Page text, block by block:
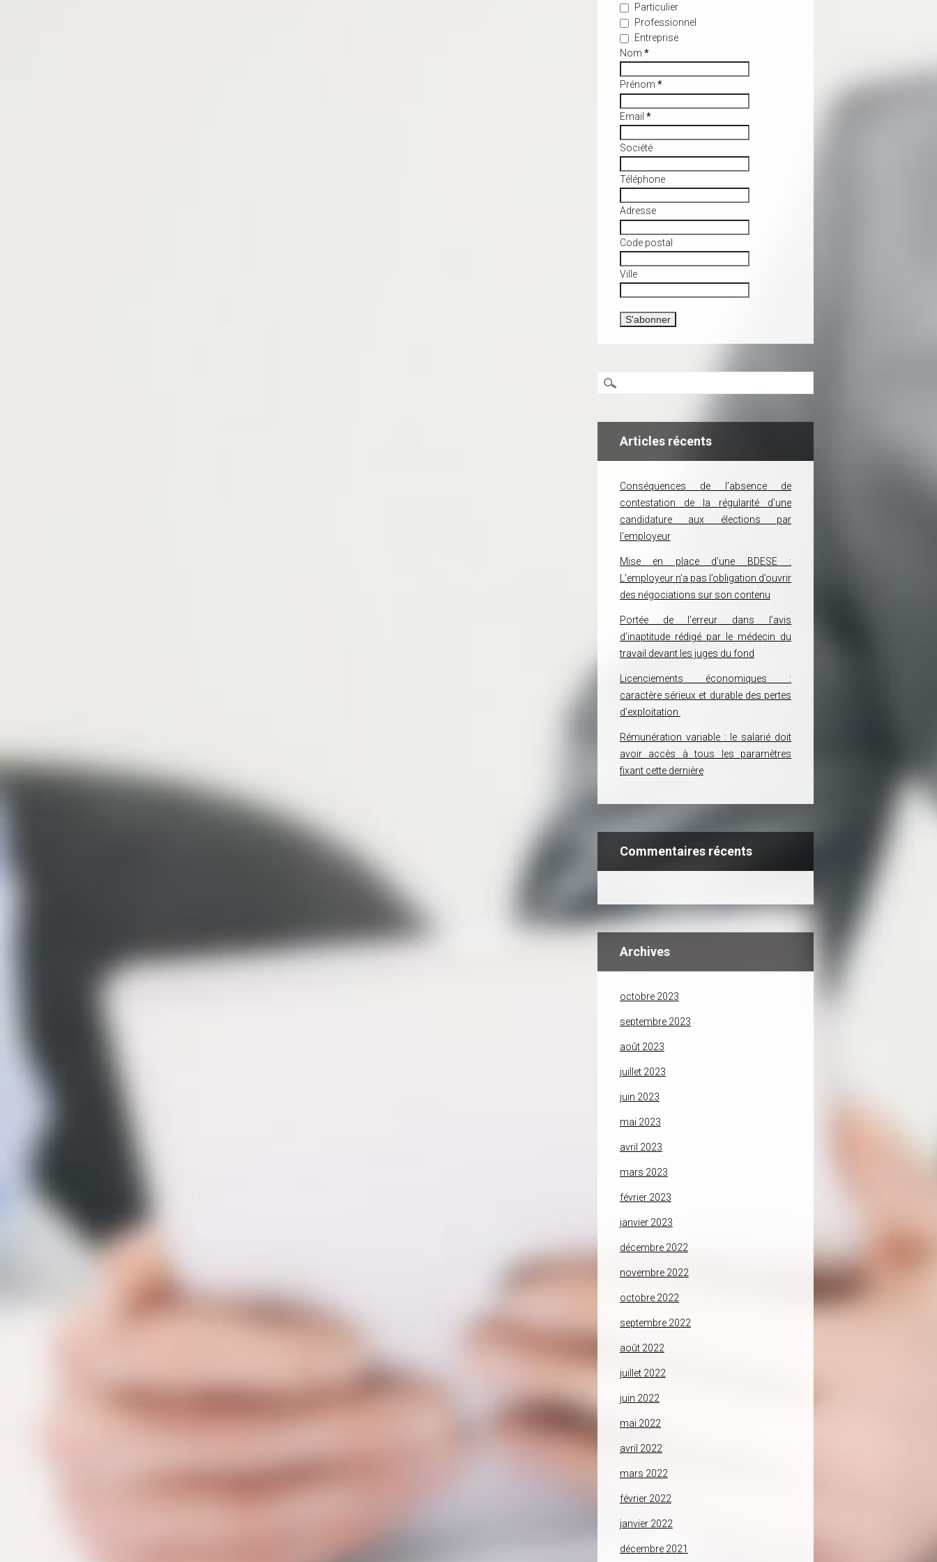
Particulier
Professionnel
Entreprise
Nom *
Prénom *
Email *
Société
Téléphone
Adresse
Code postal
Ville
Articles récents
Conséquences de l’absence de
contestation de la régularité d’une
candidature aux élections par
l’employeur
Mise en place d’une BDESE :
L’employeur n’a pas l’obligation d’ouvrir
des négociations sur son contenu
Portée de l’erreur dans l’avis
d’inaptitude rédigé par le médecin du
travail devant les juges du fond
Licenciements économiques :
caractère sérieux et durable des pertes
d’exploitation
Rémunération variable : le salarié doit
avoir accès à tous les paramètres
fixant cette dernière
Commentaires récents
Archives
octobre 2023
septembre 2023
août 2023
juillet 2023
juin 2023
mai 2023
avril 2023
mars 2023
février 2023
janvier 2023
décembre 2022
novembre 2022
octobre 2022
septembre 2022
août 2022
juillet 2022
juin 2022
mai 2022
avril 2022
mars 2022
février 2022
janvier 2022
décembre 2021